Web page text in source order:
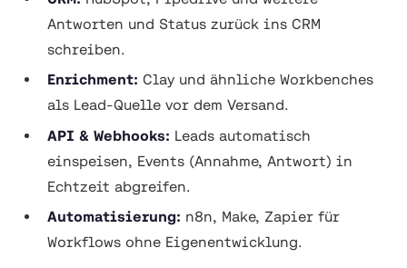
Antworten und Status zurück ins CRM
schreiben.
Enrichment: Clay und ähnliche Workbenches
als Lead-Quelle vor dem Versand.
API & Webhooks: Leads automatisch
einspeisen, Events (Annahme, Antwort) in
Echtzeit abgreifen.
Automatisierung: n8n, Make, Zapier für
Workflows ohne Eigenentwicklung.